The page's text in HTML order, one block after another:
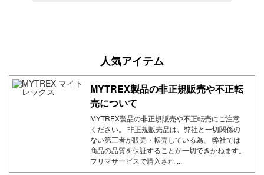
人気アイテム
MYTREX製品の非正規販売や不正転
売について
MYTREX製品の非正規販売や不正転売にご注意
ください。 非正規販売品は、弊社と一切関係の
ない第三者が販売・転売している為、 弊社では
商品の品質を保証することが一切できかねます。
フリマサービスで購入され ...